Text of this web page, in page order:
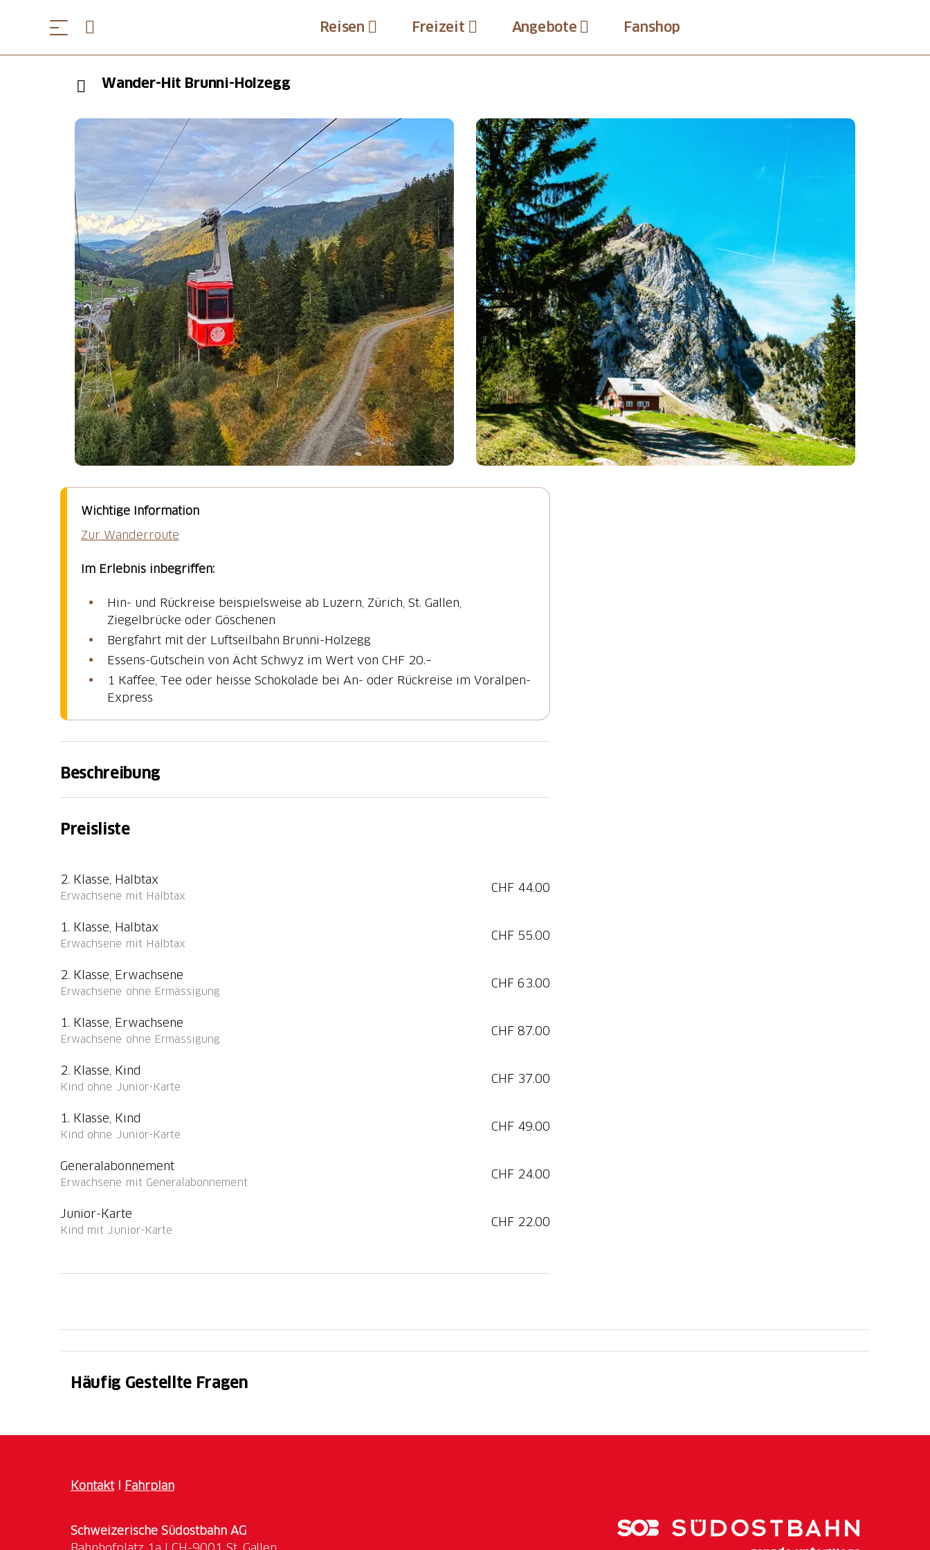
Reisen Freizeit Angebote Fanshop
Wander-Hit Brunni-Holzegg
Wichtige Information
Zur Wanderroute
Im Erlebnis inbegriffen:
Hin- und Rückreise beispielsweise ab Luzern, Zürich, St. Gallen,
Ziegelbrücke oder Göschenen
Bergfahrt mit der Luftseilbahn Brunni-Holzegg
Essens-Gutschein von Ächt Schwyz im Wert von CHF 20.–
1 Kaffee, Tee oder heisse Schokolade bei An- oder Rückreise im Voralpen-
Express
Beschreibung
Reisen Sie nach Brunni SZ, Talstation LBH. Von dort aus geht es mit der Luftseilbahn
Ächt Schwyz Gutschein
Der Ächt Schwyz Gutschein kann auf dieser Wanderung in folgendem Restaurant
eingelöst werden:
Berggasthaus Holzegg
Tourenbeschreibung
unvergesslichen Wanderung. Geniessen Sie atemberaubende Ausblicke auf den
Talkessel Schwyz, den Lauerzer- und Urnersee sowie die Ybriger Berge. Die Stiftung
Landschaftsschutz Schweiz hat die Ibergeregg im Jahr 2019 ausgezeichnet – ein
Zeichen für die besondere Schönheit dieser Region.
Preisliste
2. Klasse, Halbtax
Erwachsene mit Halbtax
CHF 44.00
1. Klasse, Halbtax
Erwachsene mit Halbtax
CHF 55.00
2. Klasse, Erwachsene
Erwachsene ohne Ermässigung
CHF 63.00
1. Klasse, Erwachsene
Erwachsene ohne Ermässigung
CHF 87.00
2. Klasse, Kind
Kind ohne Junior-Karte
CHF 37.00
1. Klasse, Kind
Kind ohne Junior-Karte
CHF 49.00
Generalabonnement
Erwachsene mit Generalabonnement
CHF 24.00
Junior-Karte
Kind mit Junior-Karte
CHF 22.00
Häufig Gestellte Fragen
KontaktI Fahrplan
Schweizerische Südostbahn AG